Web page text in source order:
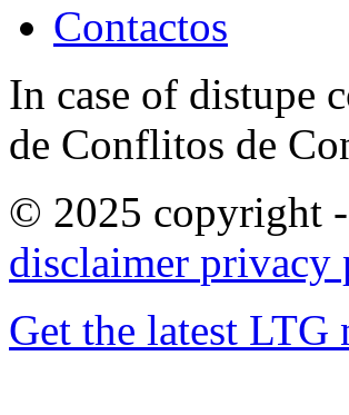
Contactos
In case of distupe
de Conflitos de
© 2025 copyright
disclaimer privacy
Get the latest